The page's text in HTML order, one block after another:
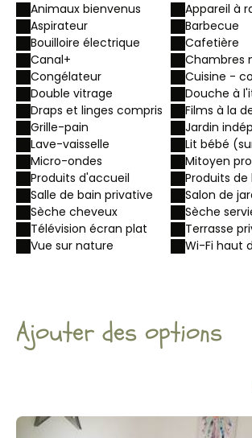
Animaux bienvenus
Appareil à
Aspirateur
Barbecue
Bouilloire électrique
Cafetière
Canal+
Chambres
Congélateur
Cuisine -
Double vitrage
Douche à
Draps et linges compris
Films à la
Grille-pain
Jardin
Lave-vaisselle
Lit bébé
Micro-ondes
Mitoyen
Produits d'accueil
Produits de
Salle de bain privative
Salon de
Sèche cheveux
Sèche
Télévision écran plat
Terrasse
Vue sur nature
Wi-Fi haut
Ajouter des options